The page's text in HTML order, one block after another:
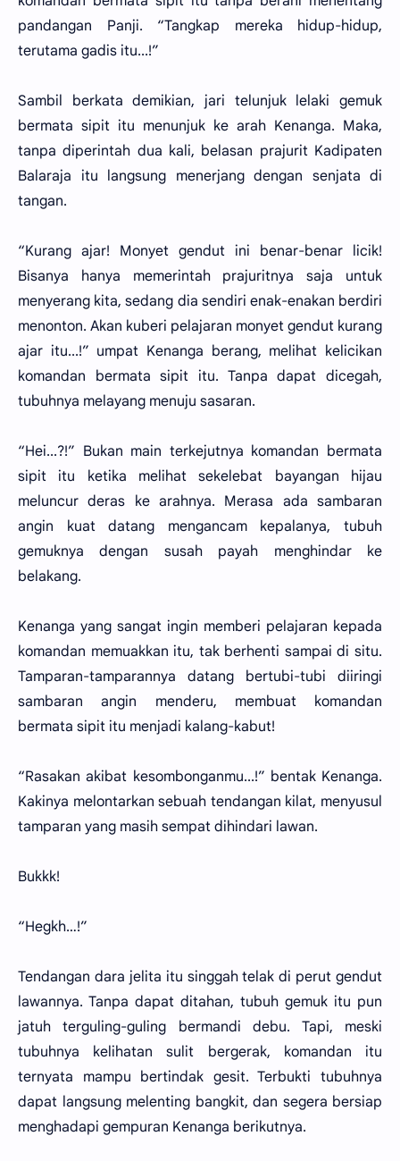
pandangan Panji. “Tangkap mereka hidup-hidup,
terutama gadis itu...!”
Sambil berkata demikian, jari telunjuk lelaki gemuk
bermata sipit itu menunjuk ke arah Kenanga. Maka,
tanpa diperintah dua kali, belasan prajurit Kadipaten
Balaraja itu langsung menerjang dengan senjata di
tangan.
“Kurang ajar! Monyet gendut ini benar-benar licik!
Bisanya hanya memerintah prajuritnya saja untuk
menyerang kita, sedang dia sendiri enak-enakan berdiri
menonton. Akan kuberi pelajaran monyet gendut kurang
ajar itu...!” umpat Kenanga berang, melihat kelicikan
komandan bermata sipit itu. Tanpa dapat dicegah,
tubuhnya melayang menuju sasaran.
“Hei...?!” Bukan main terkejutnya komandan bermata
sipit itu ketika melihat sekelebat bayangan hijau
meluncur deras ke arahnya. Merasa ada sambaran
angin kuat datang mengancam kepalanya, tubuh
gemuknya dengan susah payah menghindar ke
belakang.
Kenanga yang sangat ingin memberi pelajaran kepada
komandan memuakkan itu, tak berhenti sampai di situ.
Tamparan-tamparannya datang bertubi-tubi diiringi
sambaran angin menderu, membuat komandan
bermata sipit itu menjadi kalang-kabut!
“Rasakan akibat kesombonganmu...!” bentak Kenanga.
Kakinya melontarkan sebuah tendangan kilat, menyusul
tamparan yang masih sempat dihindari lawan.
Bukkk!
“Hegkh…!”
Tendangan dara jelita itu singgah telak di perut gendut
lawannya. Tanpa dapat ditahan, tubuh gemuk itu pun
jatuh terguling-guling bermandi debu. Tapi, meski
tubuhnya kelihatan sulit bergerak, komandan itu
ternyata mampu bertindak gesit. Terbukti tubuhnya
dapat langsung melenting bangkit, dan segera bersiap
menghadapi gempuran Kenanga berikutnya.